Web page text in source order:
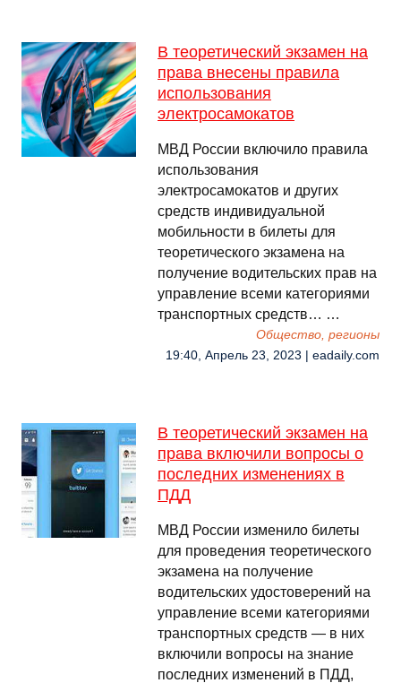
В теоретический экзамен на
права внесены правила
использования
электросамокатов
МВД России включило правила
использования
электросамокатов и других
средств индивидуальной
мобильности в билеты для
теоретического экзамена на
получение водительских прав на
управление всеми категориями
транспортных средств… …
Общество, регионы
19:40, Апрель 23, 2023 | eadaily.com
В теоретический экзамен на
права включили вопросы о
последних изменениях в
ПДД
МВД России изменило билеты
для проведения теоретического
экзамена на получение
водительских удостоверений на
управление всеми категориями
транспортных средств — в них
включили вопросы на знание
последних изменений в ПДД,